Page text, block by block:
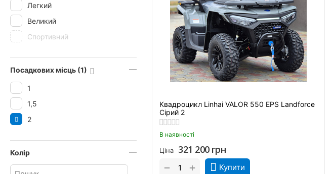
Квадроцикл Linhai VALOR 550 EPS Landforce
Сірий 2
В наявності
Ціна 321 200 грн
Купити
+
−
Легкий
Великий
Спортивний
Посадкових місць (1)
1
1,5
2
Колір